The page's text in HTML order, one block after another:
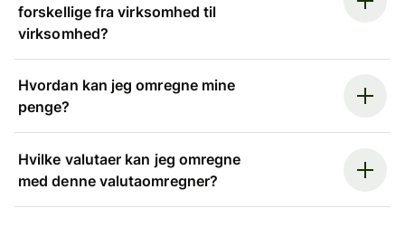
forskellige fra virksomhed til
virksomhed?
Hvordan kan jeg omregne mine
penge?
Hvilke valutaer kan jeg omregne
med denne valutaomregner?